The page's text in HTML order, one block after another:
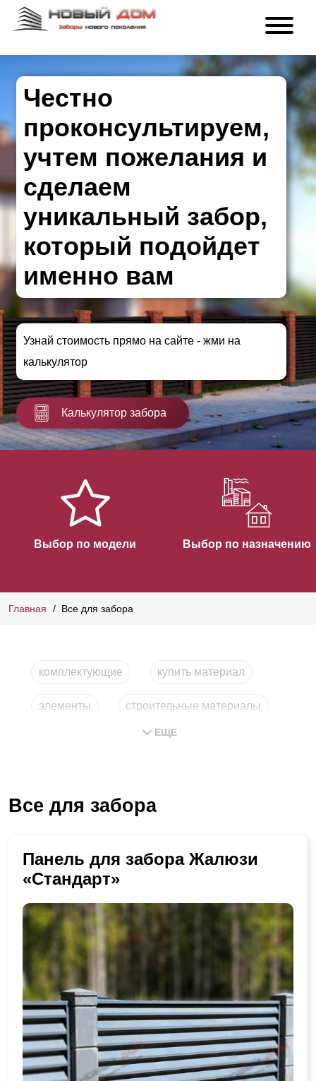
Честно
проконсультируем,
учтем пожелания и
сделаем
уникальный забор,
который подойдет
именно вам
Узнай стоимость прямо на сайте - жми на
калькулятор
Калькулятор забора
Выбор по модели Выбор по назначению
Главная Все для забора
комплектующие купить материал
элементы строительные материалы
купить материал дешево
ЕЩЕ
Все для забора
Панель для забора Жалюзи
«Стандарт»